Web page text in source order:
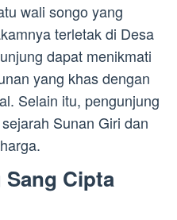
wali songo yang
terletak di Desa
dapat menikmati
yang khas dengan
Selain itu, pengunjung
Sunan Giri dan
Cipta